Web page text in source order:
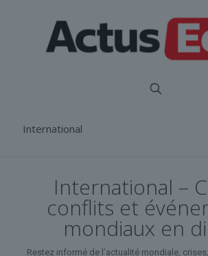
International
International –
conflits et
mondiaux en
Restez informé de l’actualité mondiale,